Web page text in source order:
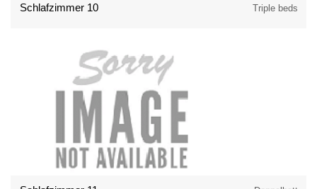
Schlafzimmer 10 Triple beds